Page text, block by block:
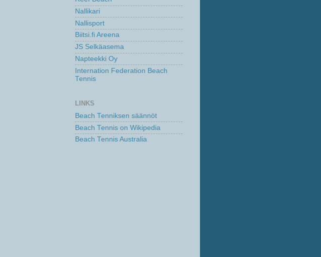
Nallikari
Nallisport
Biitsi.fi Areena
JS Selkäasema
Napteekki Oy
Internation Federation Beach
Tennis
LINKS
Beach Tenniksen säännöt
Beach Tennis on Wikipedia
Beach Tennis Australia